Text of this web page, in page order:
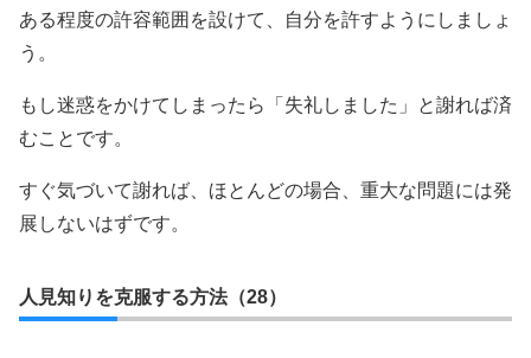
ある程度の許容範囲を設けて、自分を許すようにしましょ
う。
もし迷惑をかけてしまったら「失礼しました」と謝れば済
むことです。
すぐ気づいて謝れば、ほとんどの場合、重大な問題には発
展しないはずです。
人見知りを克服する方法（28）